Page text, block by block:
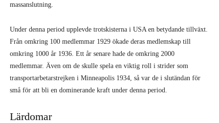
massanslutning.
Under denna period upplevde trotskisterna i USA en betydande tillväxt.
Från omkring 100 medlemmar 1929 ökade deras medlemskap till
omkring 1000 år 1936. Ett år senare hade de omkring 2000
medlemmar. Även om de skulle spela en viktig roll i strider som
transportarbetarstrejken i Minneapolis 1934, så var de i slutändan för
små för att bli en dominerande kraft under denna period.
Lärdomar